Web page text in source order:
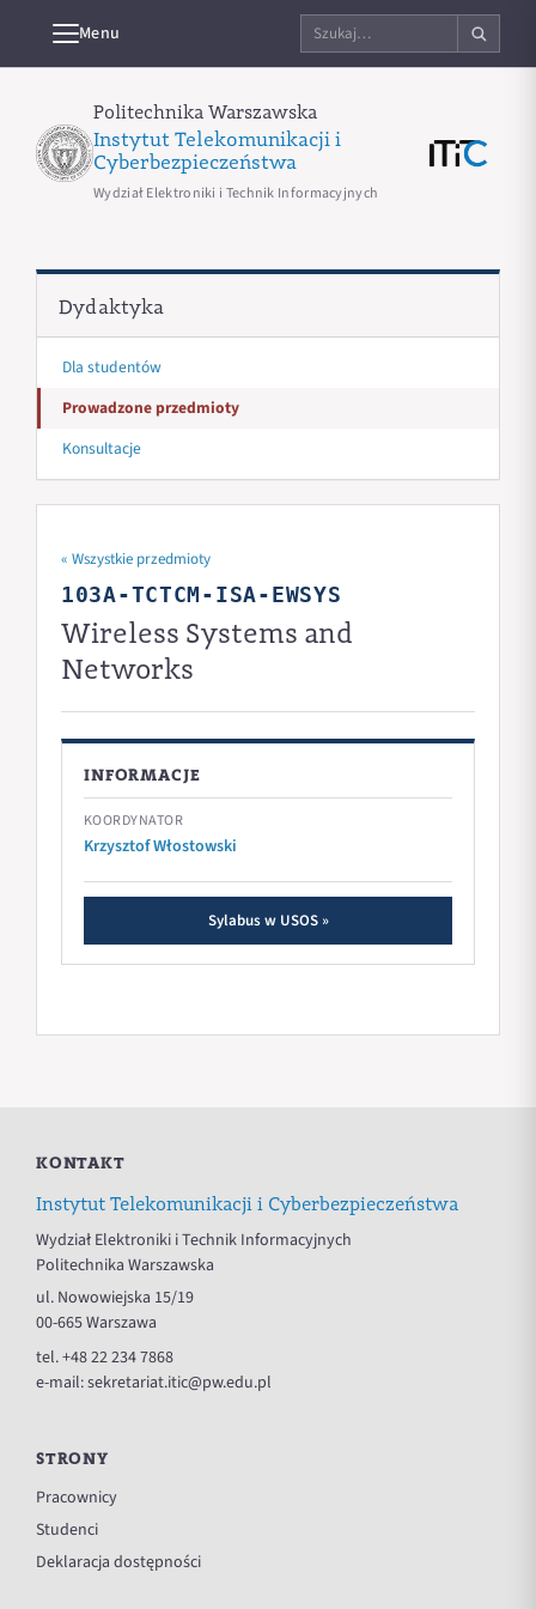
Menu
Szukaj
na
stronie
Politechnika Warszawska
Instytut Telekomunikacji i
Cyberbezpieczeństwa
Wydział Elektroniki i Technik Informacyjnych
« Wszystkie przedmioty
103A-TCTCM-ISA-EWSYS
Wireless Systems and
Networks
INFORMACJE
KOORDYNATOR
Krzysztof Włostowski
Sylabus w USOS »
Dydaktyka
Dla studentów
Prowadzone przedmioty
Konsultacje
KONTAKT
Instytut Telekomunikacji i Cyberbezpieczeństwa
Wydział Elektroniki i Technik Informacyjnych
Politechnika Warszawska
ul. Nowowiejska 15/19
00-665 Warszawa
tel.+48 22 234 7868
e-mail:sekretariat.itic@pw.edu.pl
STRONY
Pracownicy
Studenci
Deklaracja dostępności